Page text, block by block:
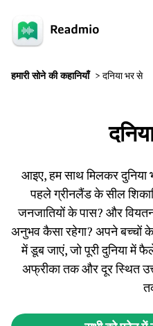
हमारी सोने की कहानियाँ > दनिया भर से
आइए, हम साथ मिलकर दुनिया
पहले ग्रीनलैंड के सील
जनजातियों के पास? और
अनुभव कैसा रहेगा? अपने बच्चों के
में डूब जाएं, जो पूरी दुनिया में
अफ्रीका तक और दूर स्थित